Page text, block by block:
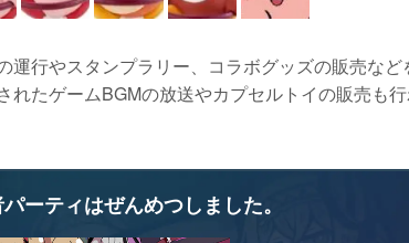
運行やスタンプラリー、コラボグッズの販売な
れたゲームBGMの放送やカプセルトイの販売も
ーティはぜんめつしました。